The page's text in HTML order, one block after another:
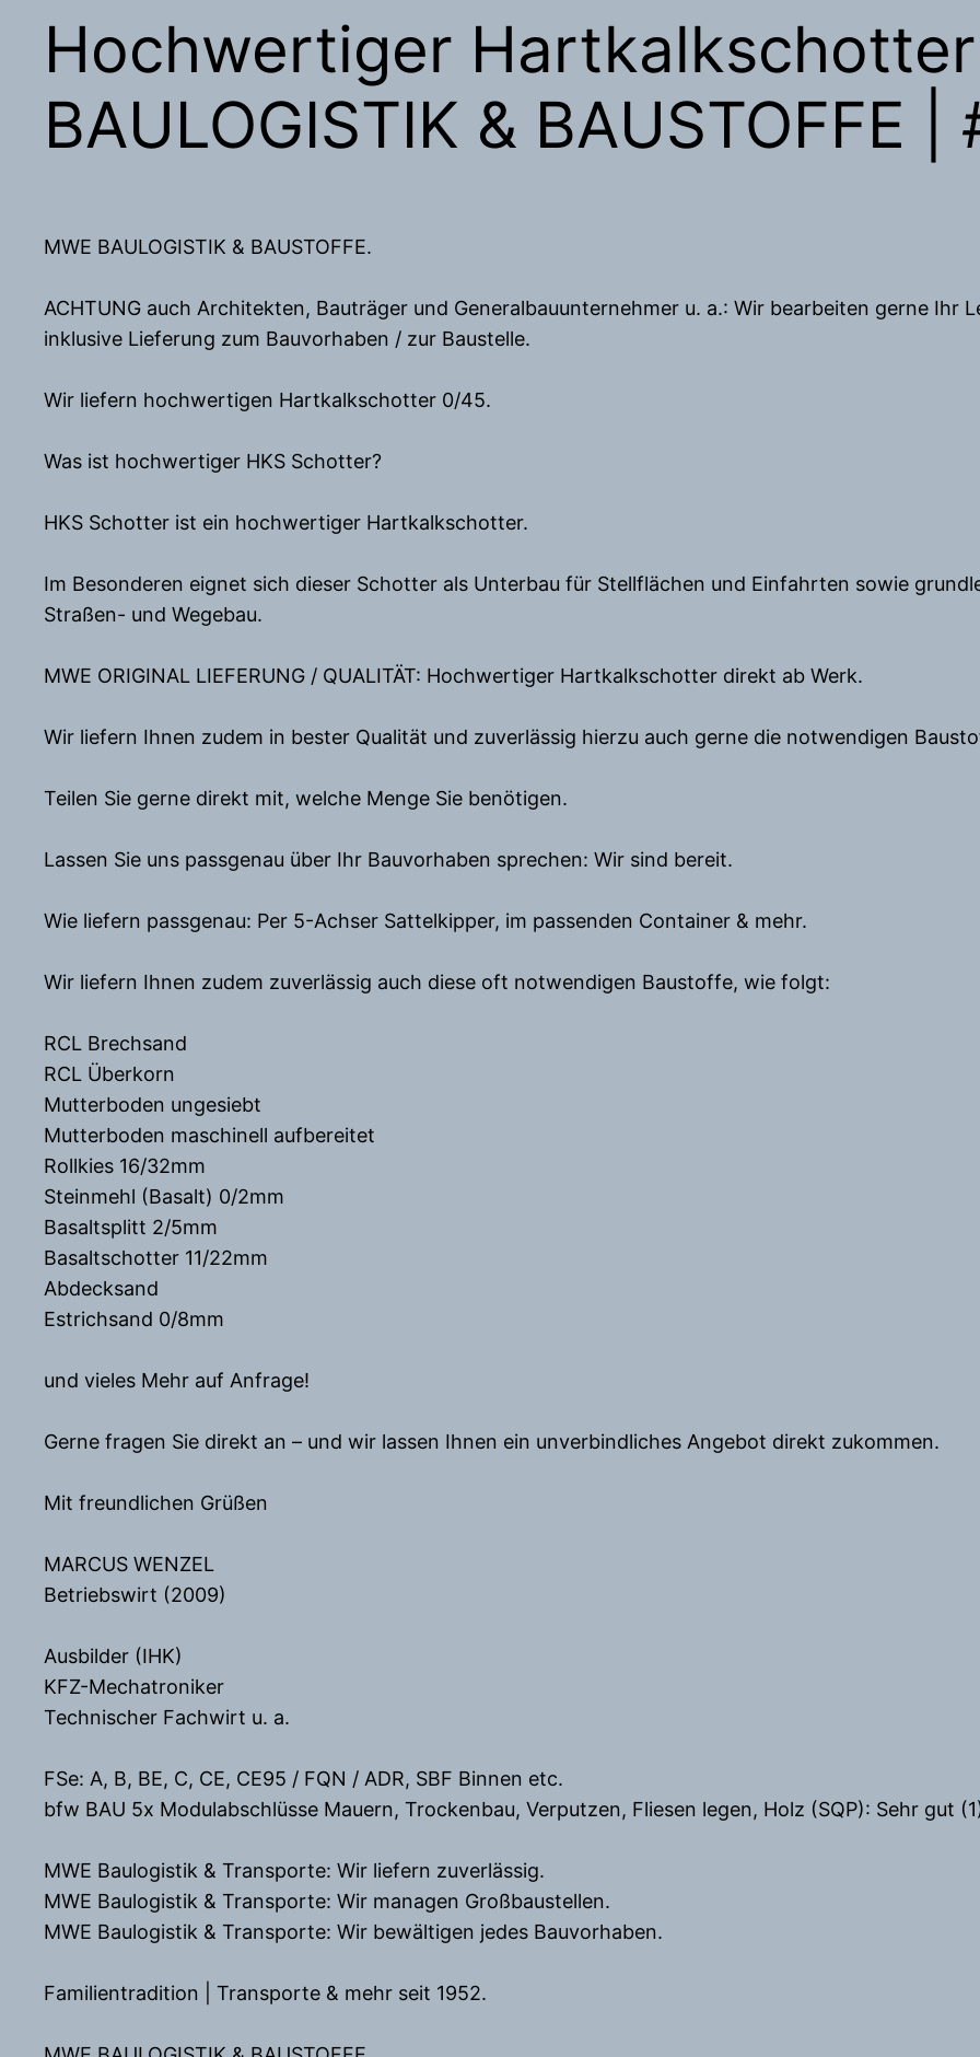
Hochwertiger
BAULOGISTIK & BAUSTOFFE |
MWE BAULOGISTIK & BAUSTOFFE.
ACHTUNG auch Architekten, Bauträger und Generalbauunternehmer u. a.: Wir bearbeiten gerne Ihr
inklusive Lieferung zum Bauvorhaben / zur Baustelle.
Wir liefern hochwertigen Hartkalkschotter 0/45.
Was ist hochwertiger HKS Schotter?
HKS Schotter ist ein hochwertiger Hartkalkschotter.
Im Besonderen eignet sich dieser Schotter als Unterbau für Stellflächen und Einfahrten sowie
Straßen- und Wegebau.
MWE ORIGINAL LIEFERUNG / QUALITÄT: Hochwertiger Hartkalkschotter direkt ab Werk.
Wir liefern Ihnen zudem in bester Qualität und zuverlässig hierzu auch gerne die notwendigen
Teilen Sie gerne direkt mit, welche Menge Sie benötigen.
Lassen Sie uns passgenau über Ihr Bauvorhaben sprechen: Wir sind bereit.
Wie liefern passgenau: Per 5-Achser Sattelkipper, im passenden Container & mehr.
Wir liefern Ihnen zudem zuverlässig auch diese oft notwendigen Baustoffe, wie folgt:
RCL Brechsand
RCL Überkorn
Mutterboden ungesiebt
Mutterboden maschinell aufbereitet
Rollkies 16/32mm
Steinmehl (Basalt) 0/2mm
Basaltsplitt 2/5mm
Basaltschotter 11/22mm
Abdecksand
Estrichsand 0/8mm
und vieles Mehr auf Anfrage!
Gerne fragen Sie direkt an – und wir lassen Ihnen ein unverbindliches Angebot direkt zukommen.
Mit freundlichen Grüßen
MARCUS WENZEL
Betriebswirt (2009)
Ausbilder (IHK)
KFZ-Mechatroniker
Technischer Fachwirt u. a.
FSe: A, B, BE, C, CE, CE95 / FQN / ADR, SBF Binnen etc.
bfw BAU 5x Modulabschlüsse Mauern, Trockenbau, Verputzen, Fliesen legen, Holz (SQP): Sehr gut
MWE Baulogistik & Transporte: Wir liefern zuverlässig.
MWE Baulogistik & Transporte: Wir managen Großbaustellen.
MWE Baulogistik & Transporte: Wir bewältigen jedes Bauvorhaben.
Familientradition | Transporte & mehr seit 1952.